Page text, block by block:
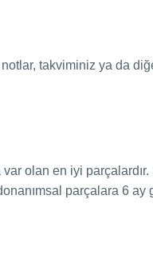
takviminiz ya da
olan en iyi
parçalara 6